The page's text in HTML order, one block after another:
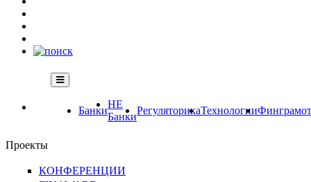
Банки
НЕ
Банки
РегуляторикаТехнологии
Проекты
КОНФЕРЕНЦИИ